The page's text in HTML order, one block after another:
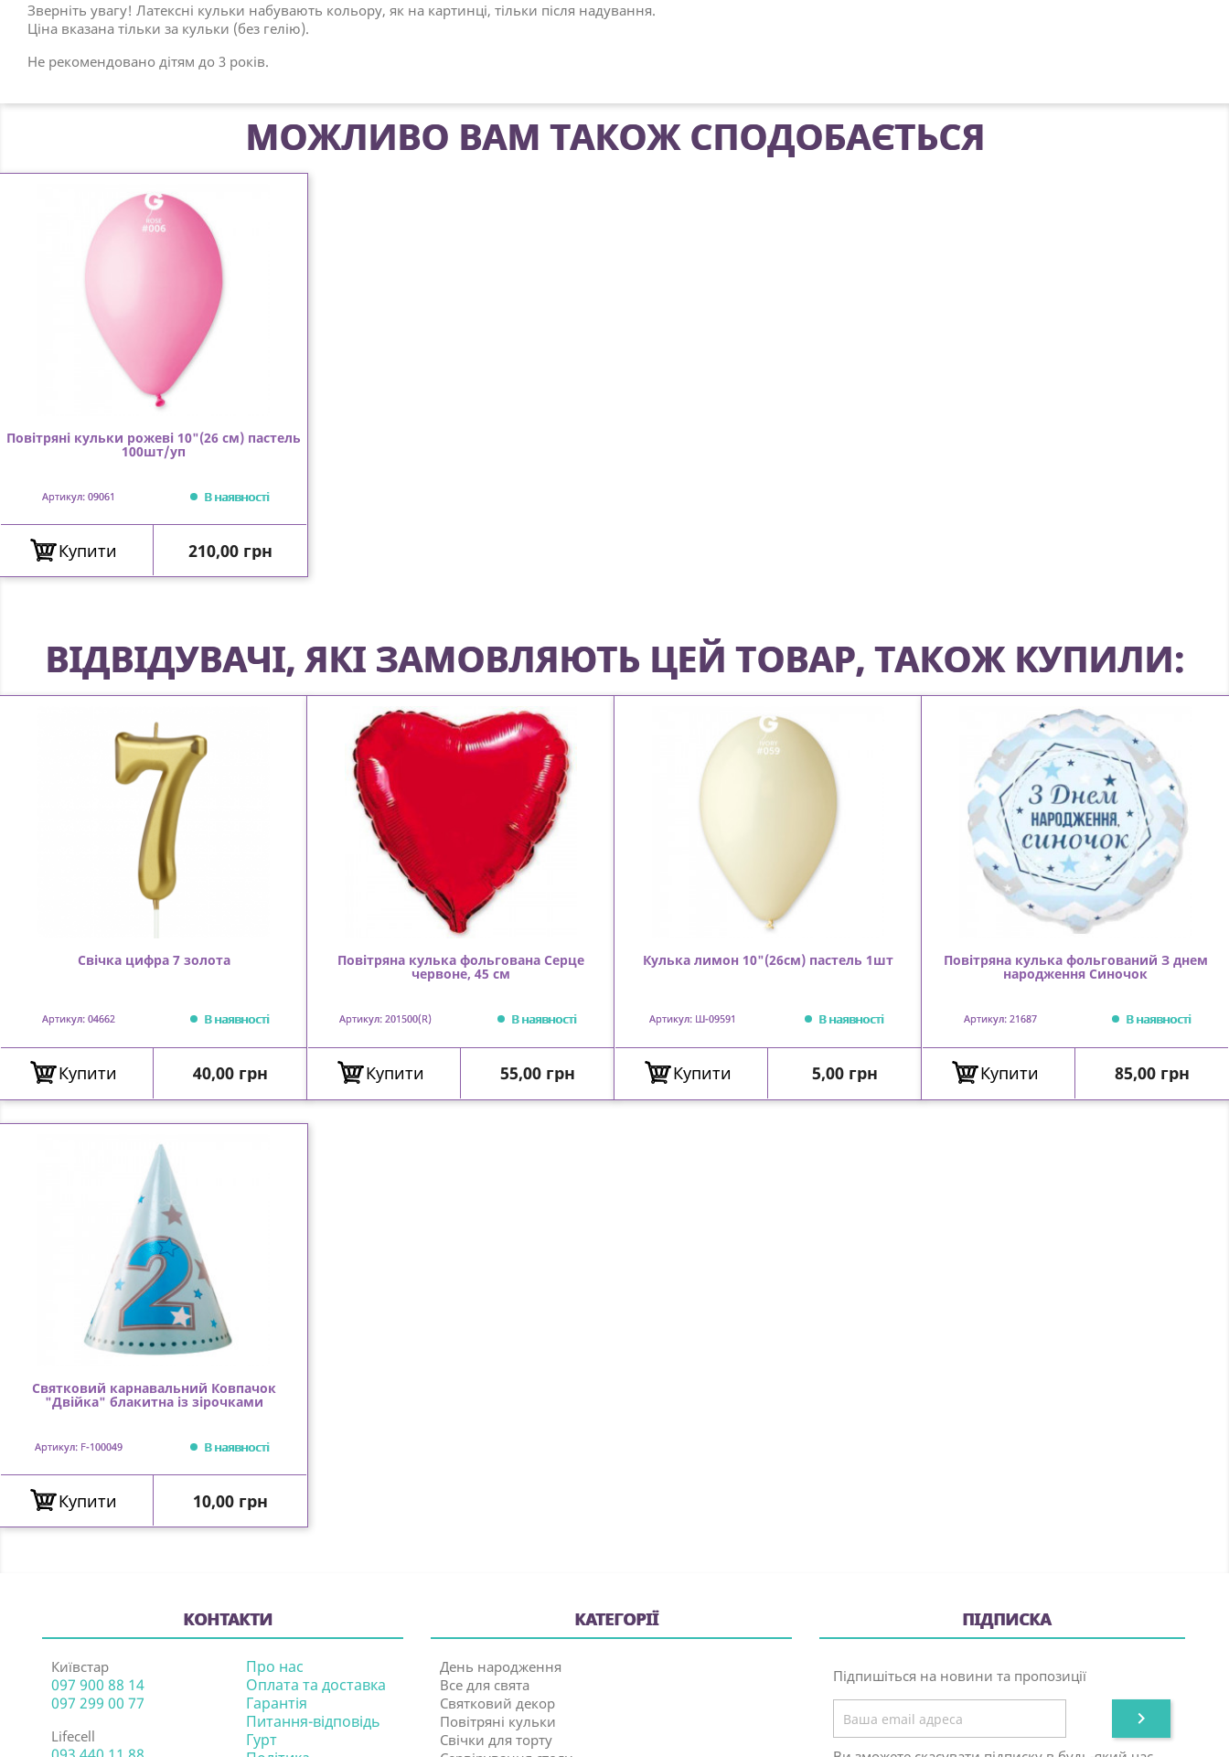
Зверніть увагу! Латексні кульки набувають кольору, як на картинці, тільки після надування.
Ціна вказана тільки за кульки (без гелію).
Не рекомендовано дітям до 3 років.
МОЖЛИВО ВАМ ТАКОЖ СПОДОБАЄТЬСЯ
Повітряні кульки рожеві 10"(26 см) пастель
100шт/уп
Артикул: 09061 В наявності
Купити Ціна
210,00 грн
ВІДВІДУВАЧІ, ЯКІ ЗАМОВЛЯЮТЬ ЦЕЙ ТОВАР, ТАКОЖ КУПИЛИ:
Свічка цифра 7 золота
Артикул: 04662 В наявності
Купити Ціна
40,00 грн
Повітряна кулька фольгована Серце
червоне, 45 см
Артикул: 201500(R) В наявності
Купити Ціна
55,00 грн
Кулька лимон 10"(26см) пастель 1шт
Артикул: Ш-09591 В наявності
Купити Ціна
5,00 грн
Повітряна кулька фольгований З днем
народження Синочок
Артикул: 21687 В наявності
Купити Ціна
85,00 грн
Святковий карнавальний Ковпачок
"Двійка" блакитна із зірочками
Артикул: F-100049 В наявності
Купити Ціна
10,00 грн
КОНТАКТИ
Київстар
097 900 88 14
097 299 00 77
Lifecell
Про нас
Оплата та доставка
Гарантія
Питання-відповідь
Гурт
КАТЕГОРІЇ
День народження
Все для свята
Святковий декор
Повітряні кульки
Свічки для торту
ПІДПИСКА
Підпишіться на новини та пропозиції
